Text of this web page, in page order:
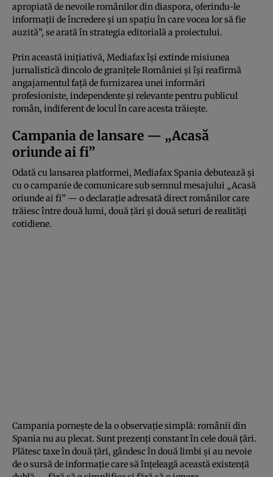
apropiată de nevoile românilor din diaspora, oferindu-le
informații de încredere și un spațiu în care vocea lor să fie
auzită”, se arată în strategia editorială a proiectului.
Prin această inițiativă, Mediafax își extinde misiunea
jurnalistică dincolo de granițele României și își reafirmă
angajamentul față de furnizarea unei informări
profesioniste, independente și relevante pentru publicul
român, indiferent de locul în care acesta trăiește.
Campania de lansare — „Acasă
oriunde ai fi”
Odată cu lansarea platformei, Mediafax Spania debutează și
cu o campanie de comunicare sub semnul mesajului „Acasă
oriunde ai fi” — o declarație adresată direct românilor care
trăiesc între două lumi, două țări și două seturi de realități
cotidiene.
Campania pornește de la o observație simplă: românii din
Spania nu au plecat. Sunt prezenți constant în cele două țări.
Plătesc taxe în două țări, gândesc în două limbi și au nevoie
de o sursă de informație care să înțeleagă această existență